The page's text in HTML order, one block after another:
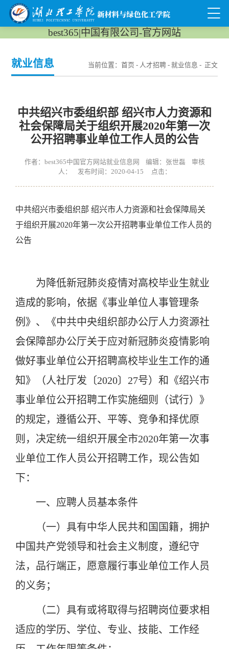
best365|中国有限公司-官方网站
就业信息 当前位置： 首页 - 人才招聘- 就业信息 - 正文
中共绍兴市委组织部 绍兴市人力资源和
社会保障局关于组织开展2020年第一次
公开招聘事业单位工作人员的公告
作者：best365中国官方网站就业信息网 编辑：张世磊 审核
人： 发布时间：2020-04-15 点击：
中共绍兴市委组织部 绍兴市人力资源和社会保障局关
于组织开展2020年第一次公开招聘事业单位工作人员的
公告
为降低新冠肺炎疫情对高校毕业生就业
造成的影响，依据《事业单位人事管理条
例》、《中共中央组织部办公厅人力资源社
会保障部办公厅关于应对新冠肺炎疫情影响
做好事业单位公开招聘高校毕业生工作的通
知》（人社厅发〔2020〕27号）和《绍兴市
事业单位公开招聘工作实施细则（试行）》
的规定，遵循公开、平等、竞争和择优原
则，决定统一组织开展全市2020年第一次事
业单位工作人员公开招聘工作，现公告如
下：
一、应聘人员基本条件
（一）具有中华人民共和国国籍，拥护
中国共产党领导和社会主义制度，遵纪守
法，品行端正，愿意履行事业单位工作人员
的义务；
（二）具有或将取得与招聘岗位要求相
适应的学历、学位、专业、技能、工作经